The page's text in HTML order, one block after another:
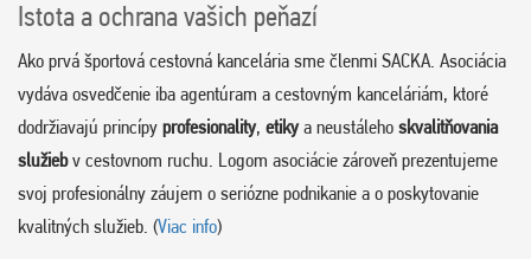
Istota a ochrana vašich peňazí
Ako prvá športová cestovná kancelária sme členmi SACKA. Asociácia
vydáva osvedčenie iba agentúram a cestovným kanceláriám, ktoré
dodržiavajú princípy profesionality, etikya neustáleho skvalitňovania
služiebv cestovnom ruchu. Logom asociácie zároveň prezentujeme
svoj profesionálny záujem o seriózne podnikanie a o poskytovanie
kvalitných služieb. (Viac info)